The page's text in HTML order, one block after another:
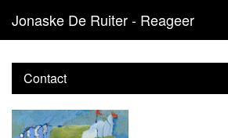
Jonaske De Ruiter - Reageer
Contact